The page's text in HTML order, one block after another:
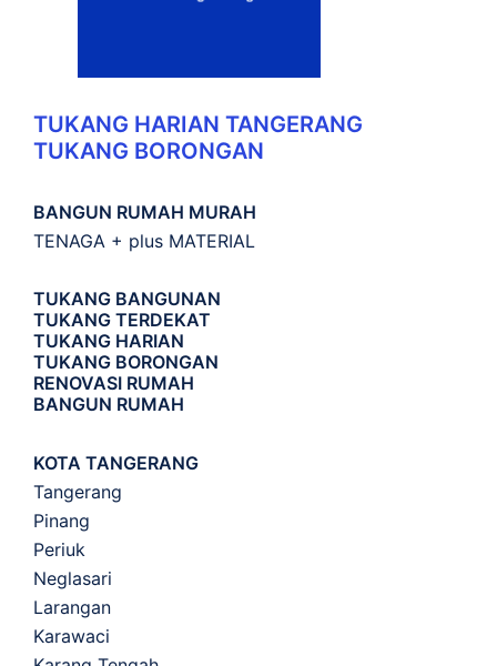
TUKANG HARIAN TANGERANG
TUKANG BORONGAN
BANGUN RUMAH MURAH
TENAGA + plus MATERIAL
TUKANG BANGUNAN
TUKANG TERDEKAT
TUKANG HARIAN
TUKANG BORONGAN
RENOVASI RUMAH
BANGUN RUMAH
KOTA TANGERANG
Tangerang
Pinang
Periuk
Neglasari
Larangan
Karawaci